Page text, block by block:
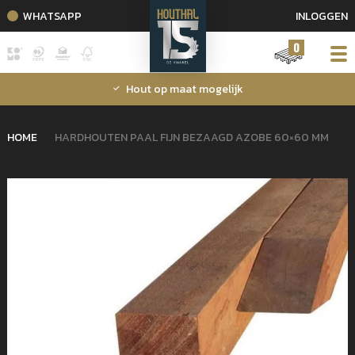
WHATSAPP
INLOGGEN
0
Hout op maat mogelijk
HOME HARDHOUTEN PAAL FIJN BEZAAGD AZOBE 60×60 MM